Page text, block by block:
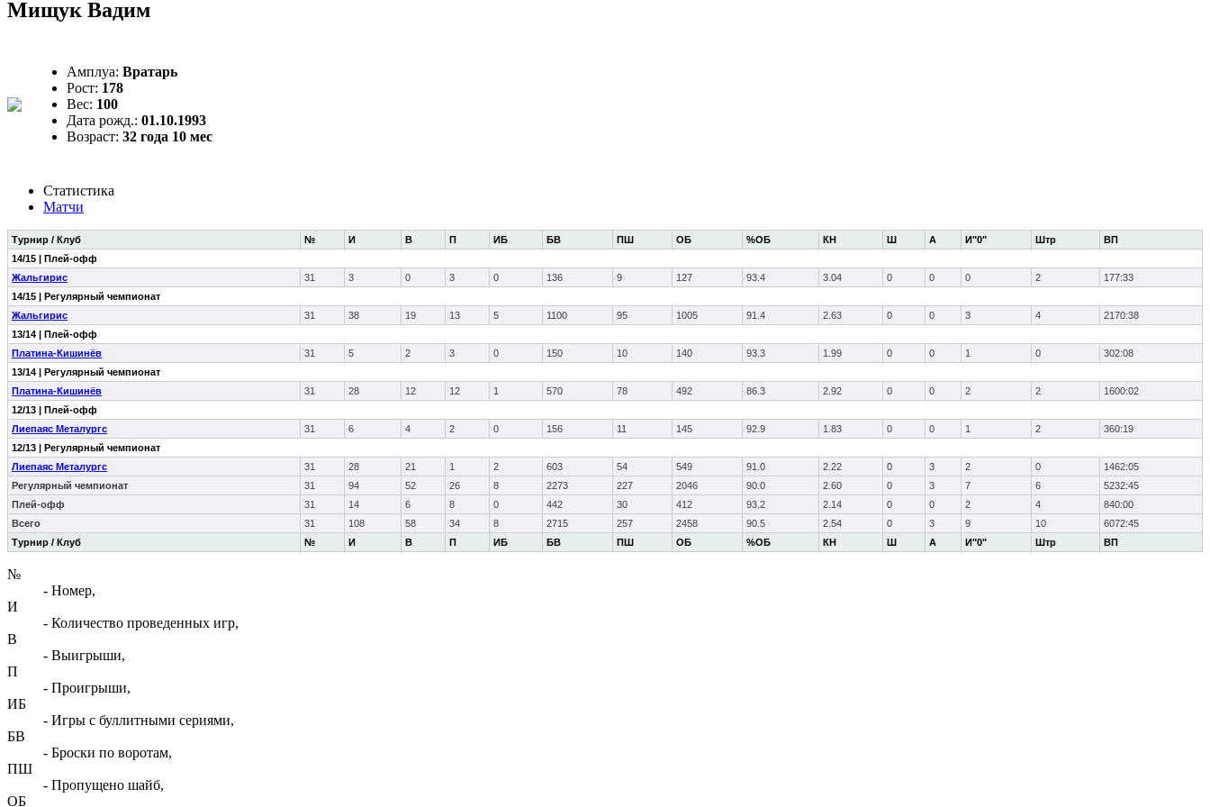
Мищук Вадим
Амплуа: Вратарь
Рост: 178
Вес: 100
Дата рожд.: 01.10.1993
Возраст: 32 года 10 мес
Статистика
Матчи
Турнир / Клуб № И В П ИБ БВ ПШ ОБ %ОБ КН Ш А И"0" Штр ВП
Турнир / Клуб № И В П ИБ БВ ПШ ОБ %ОБ КН Ш А И"0" Штр ВП
14/15 | Плей-офф
Жальгирис
31 3 0 3 0 136 9 127 93.4 3.04 0 0 0 2
177:33
14/15 | Регулярный чемпионат
Жальгирис
31 38 19 13 5 1100 95 1005 91.4 2.63 0 0 3 4
2170:38
13/14 | Плей-офф
Платина-Кишинёв
31 5 2 3 0 150 10 140 93.3 1.99 0 0 1 0
302:08
13/14 | Регулярный чемпионат
Платина-Кишинёв
31 28 12 12 1 570 78 492 86.3 2.92 0 0 2 2
1600:02
12/13 | Плей-офф
Лиепаяс Металургс
31 6 4 2 0 156 11 145 92.9 1.83 0 0 1 2
360:19
12/13 | Регулярный чемпионат
Лиепаяс Металургс
31 28 21 1 2 603 54 549 91.0 2.22 0 3 2 0
1462:05
Регулярный чемпионат
31 94 52 26 8 2273 227 2046 90.0 2.60 0 3 7 6
5232:45
Плей-офф
31 14 6 8 0 442 30 412 93.2 2.14 0 0 2 4
840:00
Всего
31 108 58 34 8 2715 257 2458 90.5 2.54 0 3 9 10 6072:45
№
- Номер,
И
- Количество проведенных игр,
В
- Выигрыши,
П
- Проигрыши,
ИБ
- Игры с буллитными сериями,
БВ
- Броски по воротам,
ПШ
- Пропущено шайб,
ОБ